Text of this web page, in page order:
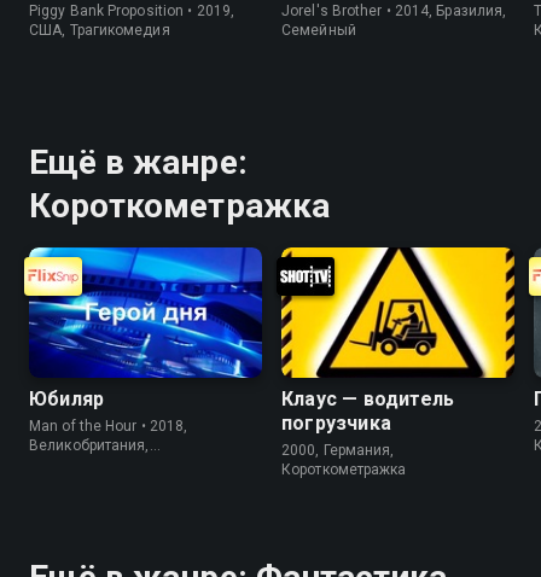
Piggy Bank Proposition • 2019,
США, Трагикомедия
Jorel's Brother • 2014, Бразилия,
Cемейный
Ещё в жанре:
Короткометражка
Юбиляр
Man of the Hour • 2018,
Великобритания,
Клаус — водитель
погрузчика
2000, Германия,
Короткометражка